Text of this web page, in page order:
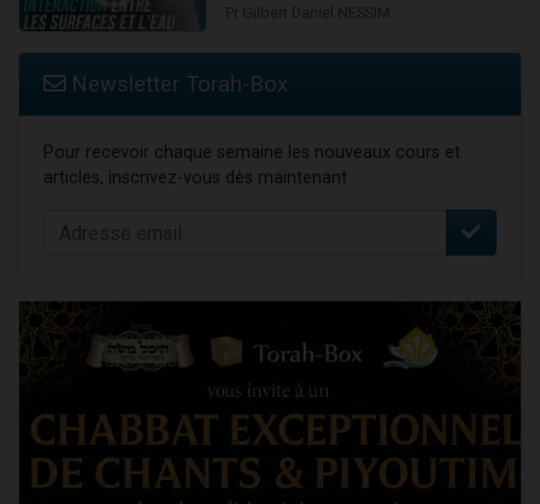
Newsletter Torah-Box
Pour recevoir chaque semaine les nouveaux cours et
articles, inscrivez-vous dès maintenant :